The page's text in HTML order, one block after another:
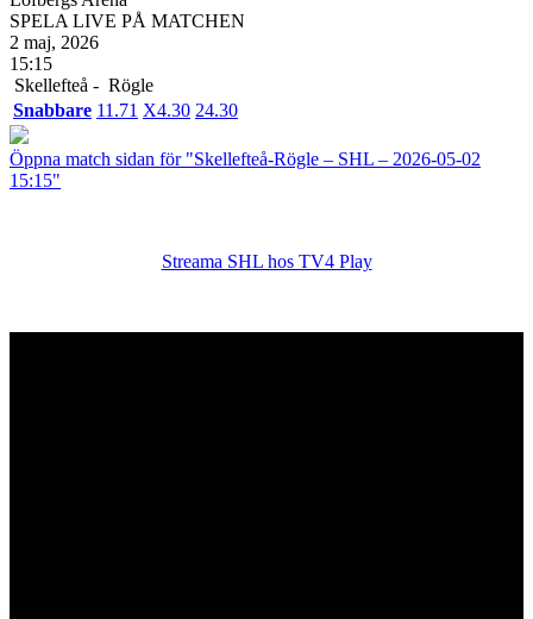
SPELA LIVE PÅ MATCHEN
2 maj, 2026
15:15
Skellefteå - Rögle
Snabbare 11.71 X4.30 24.30
Öppna match sidan för "Skellefteå-Rögle – SHL – 2026-05-02
15:15"
Streama SHL hos TV4 Play